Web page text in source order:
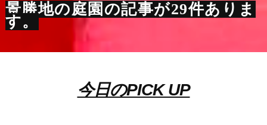
景勝地の庭園の記事が29件ありま
す。
今日のPICK UP